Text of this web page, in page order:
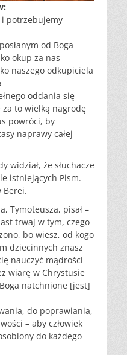
i potrzebujemy
od Boga
okup za nas
naszego odkupiciela
oddania się
to wielką nagrodę
powróci, by
naprawy całej
widział, że słuchacze
istniejących Pism.
Berei.
Tymoteusza, pisał –
trwaj w tym, czego
bo wiesz, od kogo
dziecinnych znasz
nauczyć mądrości
wiarę w Chrystusie
natchnione [jest]
do poprawiania,
– aby człowiek
do każdego